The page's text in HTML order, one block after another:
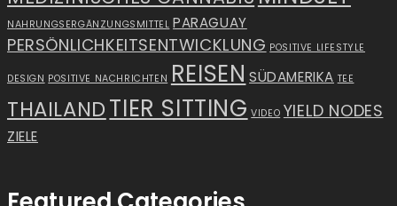
NAHRUNGSERGÄNZUNGSMITTEL PARAGUAY
PERSÖNLICHKEITSENTWICKLUNG POSITIVE LIFESTYLE
DESIGN POSITIVE NACHRICHTEN REISEN SÜDAMERIKA TEE
THAILANDTIER SITTING VIDEO YIELD NODES
ZIELE